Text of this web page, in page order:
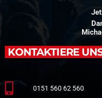
KONTAKTIERE
0151 560 62 560